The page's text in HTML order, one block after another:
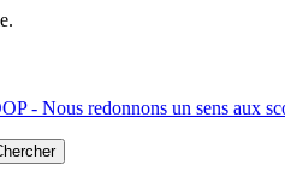
- Nous redonnons un sens aux